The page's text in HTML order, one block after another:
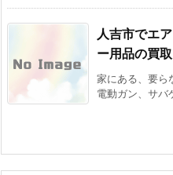
人吉市でエ
ー用品の買
家にある、要ら
電動ガン、サバ